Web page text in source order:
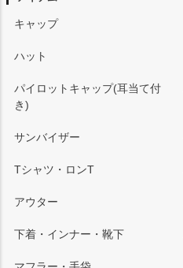
キャップ
ハット
パイロットキャップ(耳当て付
き)
サンバイザー
Tシャツ・ロンT
アウター
下着・インナー・靴下